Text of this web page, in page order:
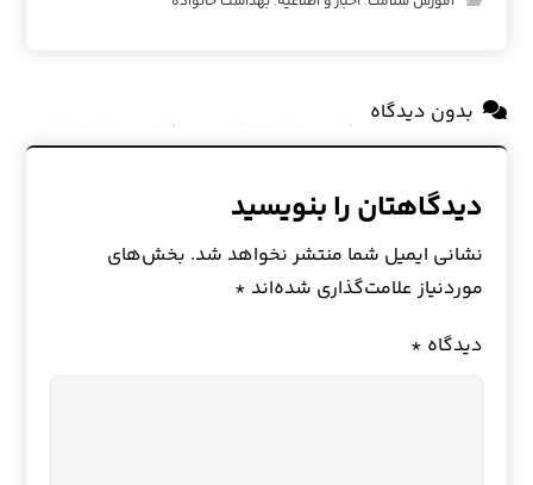
بدون دیدگاه
دیدگاهتان را بنویسید
نشانی ایمیل شما منتشر نخواهد شد. بخش‌های
موردنیاز علامت‌گذاری شده‌اند *
دیدگاه *